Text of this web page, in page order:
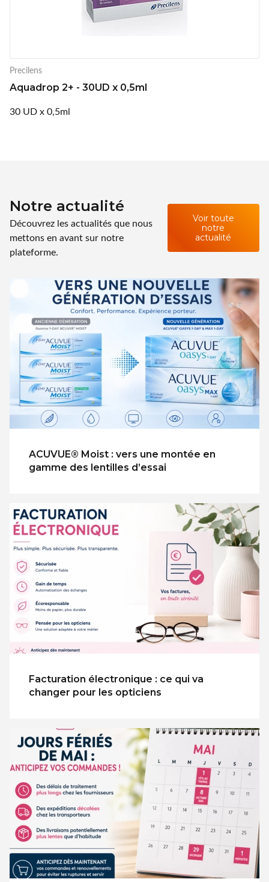
Precilens
Aquadrop 2+ - 30UD x 0,5ml
30 UD x 0,5ml
Notre actualité
Découvrez les actualités que nous
mettons en avant sur notre
plateforme.
Voir toute
notre
actualité
ACUVUE® Moist : vers une montée en
gamme des lentilles d’essai
Facturation électronique : ce qui va
changer pour les opticiens